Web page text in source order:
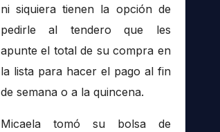
ni siquiera tienen la opción de
pedirle al tendero que les
apunte el total de su compra en
la lista para hacer el pago al fin
de semana o a la quincena.
Micaela tomó su bolsa de